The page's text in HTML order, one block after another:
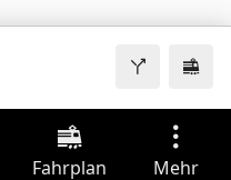
Fahrplan Mehr